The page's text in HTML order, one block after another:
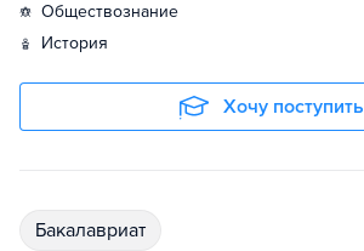
обществознание
история
Хочу поступить
бакалавриат